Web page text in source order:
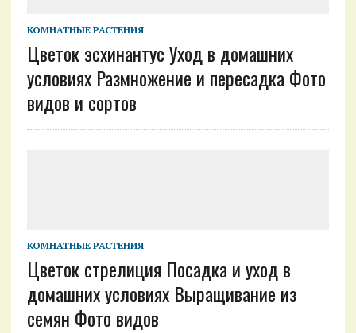
КОМНАТНЫЕ РАСТЕНИЯ
Цветок эсхинантус Уход в домашних
условиях Размножение и пересадка Фото
видов и сортов
КОМНАТНЫЕ РАСТЕНИЯ
Цветок стрелиция Посадка и уход в
домашних условиях Выращивание из
семян Фото видов